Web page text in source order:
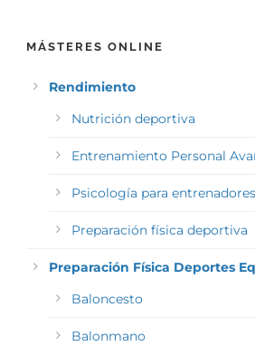
MÁSTERES ONLINE
Rendimiento
Nutrición deportiva
Entrenamiento Personal
Psicología para entrenadores
Preparación física deportiva
Preparación Física Deportes
Baloncesto
Balonmano